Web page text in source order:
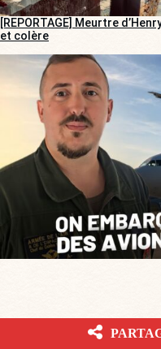
[REPORTAGE] Meurtre
et colère
POUR NE RIEN RATER